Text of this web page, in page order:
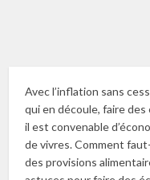
Avec l’inflation sans
qui en découle, faire
il est convenable
de vivres. Comment
des provisions